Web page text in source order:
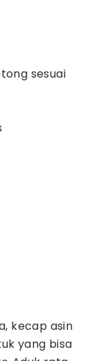
sesuai
kecap asin
yang bisa